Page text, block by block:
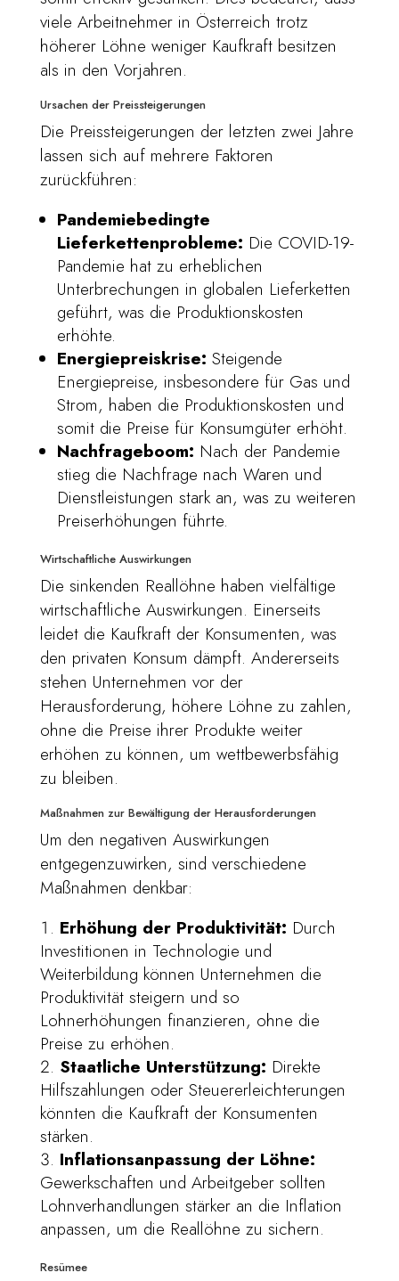
viele Arbeitnehmer in Österreich trotz
höherer Löhne weniger Kaufkraft besitzen
als in den Vorjahren.
Ursachen der Preissteigerungen
Die Preissteigerungen der letzten zwei Jahre
lassen sich auf mehrere Faktoren
zurückführen:
Pandemiebedingte
Lieferkettenprobleme: Die COVID-19-
Pandemie hat zu erheblichen
Unterbrechungen in globalen Lieferketten
geführt, was die Produktionskosten
erhöhte.
Energiepreiskrise: Steigende
Energiepreise, insbesondere für Gas und
Strom, haben die Produktionskosten und
somit die Preise für Konsumgüter erhöht.
Nachfrageboom: Nach der Pandemie
stieg die Nachfrage nach Waren und
Dienstleistungen stark an, was zu weiteren
Preiserhöhungen führte.
Wirtschaftliche Auswirkungen
Die sinkenden Reallöhne haben vielfältige
wirtschaftliche Auswirkungen. Einerseits
leidet die Kaufkraft der Konsumenten, was
den privaten Konsum dämpft. Andererseits
stehen Unternehmen vor der
Herausforderung, höhere Löhne zu zahlen,
ohne die Preise ihrer Produkte weiter
erhöhen zu können, um wettbewerbsfähig
zu bleiben.
Maßnahmen zur Bewältigung der Herausforderungen
Um den negativen Auswirkungen
entgegenzuwirken, sind verschiedene
Maßnahmen denkbar:
Erhöhung der Produktivität: Durch
Investitionen in Technologie und
Weiterbildung können Unternehmen die
Produktivität steigern und so
Lohnerhöhungen finanzieren, ohne die
Preise zu erhöhen.
Staatliche Unterstützung: Direkte
Hilfszahlungen oder Steuererleichterungen
könnten die Kaufkraft der Konsumenten
stärken.
Inflationsanpassung der Löhne:
Gewerkschaften und Arbeitgeber sollten
Lohnverhandlungen stärker an die Inflation
anpassen, um die Reallöhne zu sichern.
Resümee